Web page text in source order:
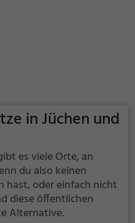
in Jüchen und
es viele Orte, an
du also keinen
hast, oder einfach nicht
diese öffentlichen
Alternative.